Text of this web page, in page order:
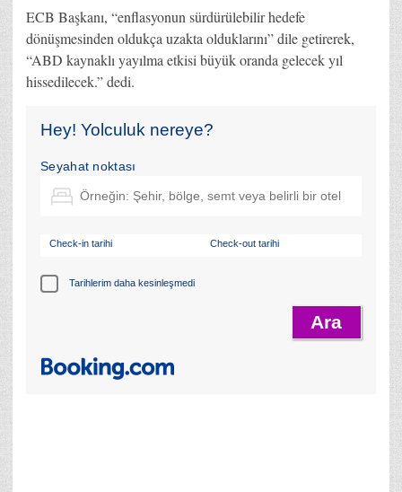
ECB Başkanı, “enflasyonun sürdürülebilir hedefe
dönüşmesinden oldukça uzakta olduklarını” dile getirerek,
“ABD kaynaklı yayılma etkisi büyük oranda gelecek yıl
hissedilecek.” dedi.
Hey! Yolculuk nereye?
Seyahat noktası
Check-in tarihi Check-out tarihi
Tarihlerim daha kesinleşmedi